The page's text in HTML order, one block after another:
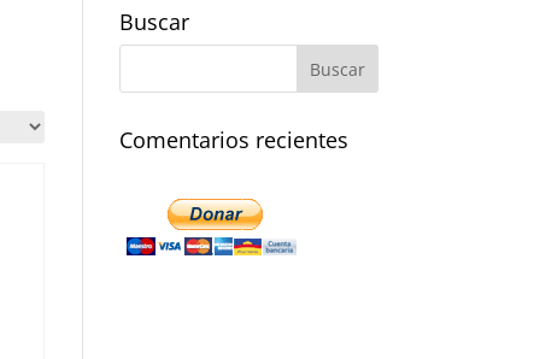
Buscar
Comentarios recientes